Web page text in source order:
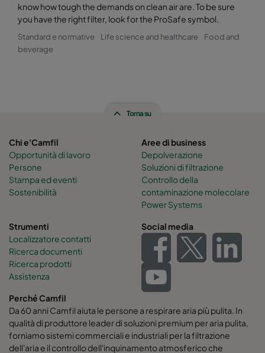
know how tough the demands on clean air are. To be sure
you have the right filter, look for the ProSafe symbol.
Standard e normative Life science and healthcare
Food and
beverage
Torna su
Chi e'Camfil
Opportunità di lavoro
Persone
Stampa ed eventi
Sostenibilità
Aree di business
Depolverazione
Soluzioni di filtrazione
Controllo della
contaminazione molecolare
Power Systems
Strumenti
Localizzatore contatti
Ricerca documenti
Ricerca prodotti
Assistenza
Social media
Perché Camfil
Da 60 anni Camfil aiuta le persone a respirare aria più pulita. In
qualità di produttore leader di soluzioni premium per aria pulita,
forniamo sistemi commerciali e industriali per la filtrazione
dell'aria e il controllo dell'inquinamento atmosferico che